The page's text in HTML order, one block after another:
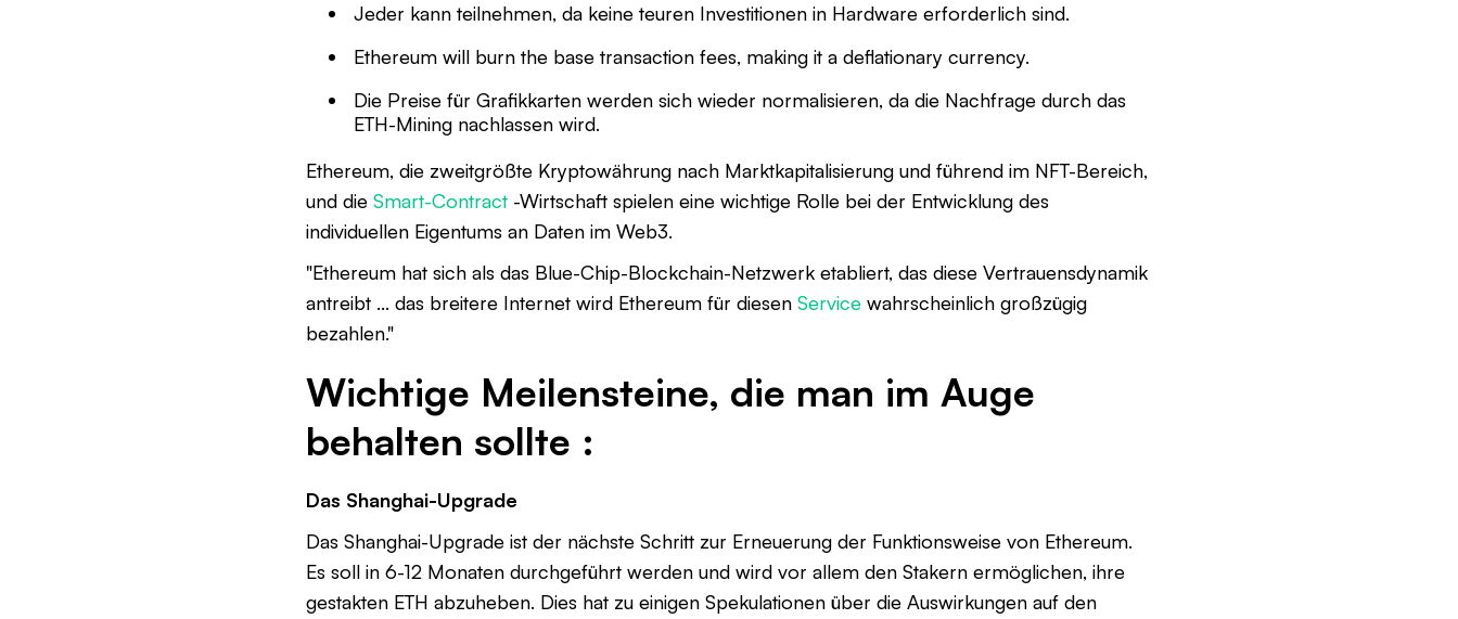
Jeder kann teilnehmen, da keine teuren Investitionen in Hardware erforderlich sind.
Ethereum will burn the base transaction fees, making it a deflationary currency.
Die Preise für Grafikkarten werden sich wieder normalisieren, da die Nachfrage durch das
ETH-Mining nachlassen wird.
Ethereum, die zweitgrößte Kryptowährung nach Marktkapitalisierung und führend im NFT-Bereich,
und die Smart-Contract -Wirtschaft spielen eine wichtige Rolle bei der Entwicklung des
individuellen Eigentums an Daten im Web3.
"Ethereum hat sich als das Blue-Chip-Blockchain-Netzwerk etabliert, das diese Vertrauensdynamik
antreibt ... das breitere Internet wird Ethereum für diesen Service wahrscheinlich großzügig
bezahlen."
Wichtige Meilensteine, die man im Auge
behalten sollte :
Das Shanghai-Upgrade
Das Shanghai-Upgrade ist der nächste Schritt zur Erneuerung der Funktionsweise von Ethereum.
Es soll in 6-12 Monaten durchgeführt werden und wird vor allem den Stakern ermöglichen, ihre
gestakten ETH abzuheben. Dies hat zu einigen Spekulationen über die Auswirkungen auf den